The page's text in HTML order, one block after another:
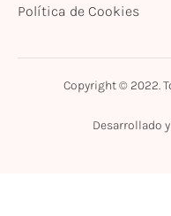
Política de Cookies
Copyright © 2022.
Desarrollado